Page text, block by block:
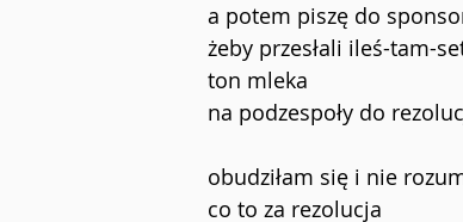
a potem piszę do
żeby przesłali ileś-tam-
ton mleka
na podzespoły do
obudziłam się i nie
co to za rezolucja